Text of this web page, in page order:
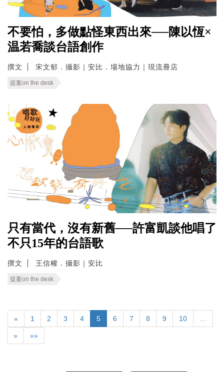
不要怕，多做點怪東西出來──陳以恆×
温若喬談台語創作
撰文 宋文郁．攝影｜安比．場地協力｜現流冊店
提案on the desk
只有當代，沒有新舊──許富凱談他唱了
不只15年的台語歌
撰文 王信權．攝影｜安比
提案on the desk
« 1 2 3 4 5 6 7 8 9 10
» »»